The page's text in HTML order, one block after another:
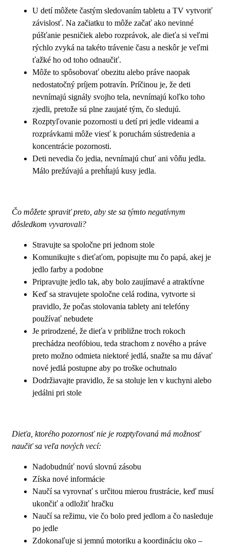
U detí môžete častým sledovaním tabletu a TV vytvoriť
závislosť. Na začiatku to môže začať ako nevinné
púšťanie pesničiek alebo rozprávok, ale dieťa si veľmi
rýchlo zvyká na takéto trávenie času a neskôr je veľmi
ťažké ho od toho odnaučiť.
Môže to spôsobovať obezitu alebo práve naopak
nedostatočný príjem potravín. Príčinou je, že deti
nevnímajú signály svojho tela, nevnímajú koľko toho
zjedli, pretože sú plne zaujaté tým, čo sledujú.
Rozptyľovanie pozornosti u detí pri jedle videami a
rozprávkami môže viesť k poruchám sústredenia a
koncentrácie pozornosti.
Deti nevedia čo jedia, nevnímajú chuť ani vôňu jedla.
Málo prežúvajú a prehĺtajú kusy jedla.
Čo môžete spraviť preto, aby ste sa týmto negatívnym
dôsledkom vyvarovali?
Stravujte sa spoločne pri jednom stole
Komunikujte s dieťaťom, popisujte mu čo papá, akej je
jedlo farby a podobne
Pripravujte jedlo tak, aby bolo zaujímavé a atraktívne
Keď sa stravujete spoločne celá rodina, vytvorte si
pravidlo, že počas stolovania tablety ani telefóny
používať nebudete
Je prirodzené, že dieťa v približne troch rokoch
prechádza neofóbiou, teda strachom z nového a práve
preto možno odmieta niektoré jedlá, snažte sa mu dávať
nové jedlá postupne aby po troške ochutnalo
Dodržiavajte pravidlo, že sa stoluje len v kuchyni alebo
jedálni pri stole
Dieťa, ktorého pozornosť nie je rozptyľovaná má možnosť
naučiť sa veľa nových vecí:
Nadobudnúť novú slovnú zásobu
Získa nové informácie
Naučí sa vyrovnať s určitou mierou frustrácie, keď musí
ukončiť a odložiť hračku
Naučí sa režimu, vie čo bolo pred jedlom a čo nasleduje
po jedle
Zdokonaľuje si jemnú motoriku a koordináciu oko –